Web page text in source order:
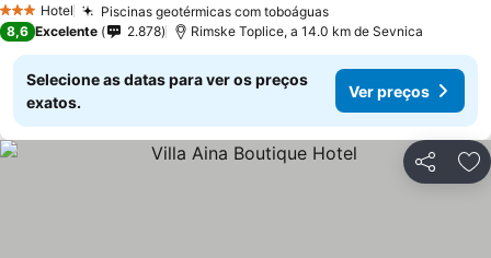
3 EstrelasHotel Piscinas geotérmicas com toboáguas
8,6 Excelente 2.878 Rimske Toplice, a 14.0 km de Sevnica
Selecione as datas para ver os preços
exatos.
Ver preços
Partilhar